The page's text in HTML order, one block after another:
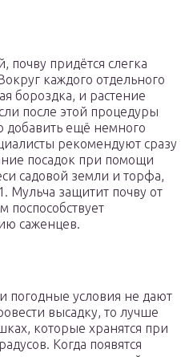
придётся слегка
каждого отдельного
бороздка, и растение
после этой процедуры
добавить ещё немного
рекомендуют сразу
посадок при помощи
садовой земли и торфа,
Мульча защитит почву от
поспособствует
саженцев.
погодные условия не дают
высадку, то лучше
которые хранятся при
Когда появятся